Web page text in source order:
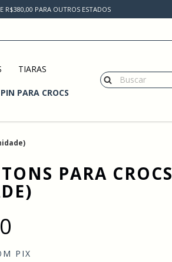
R$380,00 PARA OUTROS ESTADOS
TIARAS
PIN PARA CROCS
PARA CROCS
PIX